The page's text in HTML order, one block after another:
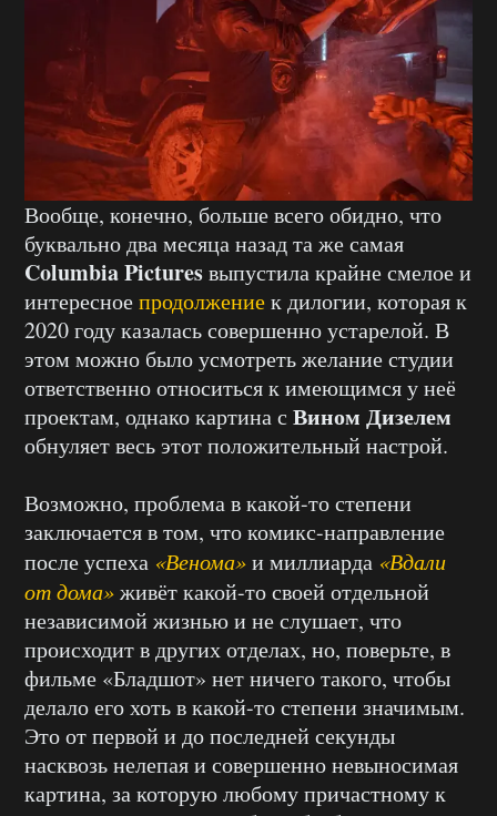
Вообще, конечно, больше всего обидно, что
буквально два месяца назад та же самая
Columbia Picturesвыпустила крайне смелое и
интересноепродолжениек дилогии, которая к
2020 году казалась совершенно устарелой. В
этом можно было усмотреть желание студии
ответственно относиться к имеющимся у неё
проектам, однако картина с Вином Дизелем
обнуляет весь этот положительный настрой.
Возможно, проблема в какой-то степени
заключается в том, что комикс-направление
после успеха «Венома»и миллиарда «Вдали
от дома»живёт какой-то своей отдельной
независимой жизнью и не слушает, что
происходит в других отделах, но, поверьте, в
фильме «Бладшот» нет ничего такого, чтобы
делало его хоть в какой-то степени значимым.
Это от первой и до последней секунды
насквозь нелепая и совершенно невыносимая
картина, за которую любому причастному к